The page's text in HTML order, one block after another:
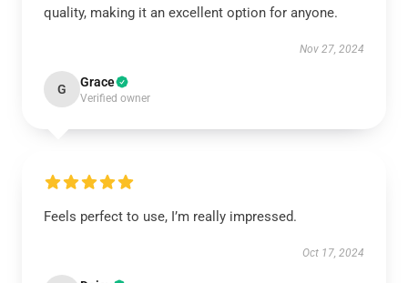
quality, making it an excellent option for anyone.
Nov 27, 2024
G Grace
Verified owner
Feels perfect to use, I’m really impressed.
Oct 17, 2024